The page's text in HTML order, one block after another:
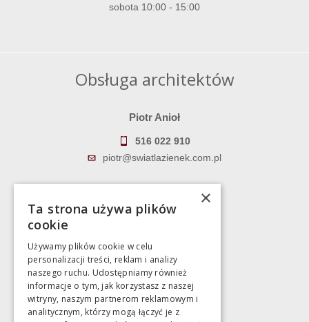
sobota 10:00 - 15:00
Obsługa architektów
Piotr Anioł
516 022 910
piotr@swiatlazienek.com.pl
783 043 083
Magazyn
Bartycka 24/26 Hala 100
00-716 Warszawa
×
Ta strona używa plików
cookie
Używamy plików cookie w celu
personalizacji treści, reklam i analizy
naszego ruchu. Udostępniamy również
informacje o tym, jak korzystasz z naszej
witryny, naszym partnerom reklamowym i
analitycznym, którzy mogą łączyć je z